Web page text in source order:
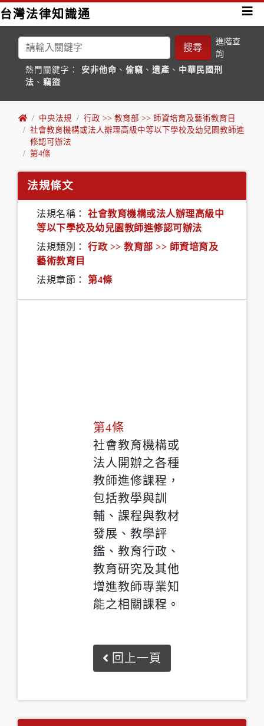
台灣法律知識通
搜尋
進階查
詢
熱門關鍵字： 安非他命 、 偷竊 、 遺產 、 中華民國刑
法 、 竊盜
中央法規
行政 >> 教育部 >> 師資培育及藝術教育目
社會教育機構或法人辦理高級中等以下學校及幼兒園教師進
修認可辦法
第4條
法規條文
法規名稱：
社會教育機構或法人辦理高級中
等以下學校及幼兒園教師進修認可辦法
法規類別：
行政 >> 教育部 >> 師資培育及
藝術教育目
法規章節：
第4條
第4條
社會教育機構或
法人開辦之各種
教師進修課程，
包括教學與訓
輔、課程與教材
發展、教學評
鑑、教育行政、
教育研究及其他
增進教師專業知
能之相關課程。
回上一頁